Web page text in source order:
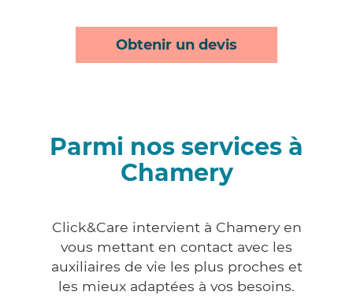
Obtenir un devis
Parmi nos services à
Chamery
Click&Care intervient à Chamery en
vous mettant en contact avec les
auxiliaires de vie les plus proches et
les mieux adaptées à vos besoins.